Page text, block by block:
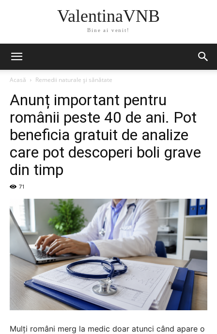
ValentinaVNB
Bine ai venit!
Acasă Remedii naturale și sănătate
Anunț important pentru
românii peste 40 de ani. Pot
beneficia gratuit de analize
care pot descoperi boli grave
din timp
71
Mulți români merg la medic doar atunci când apare o